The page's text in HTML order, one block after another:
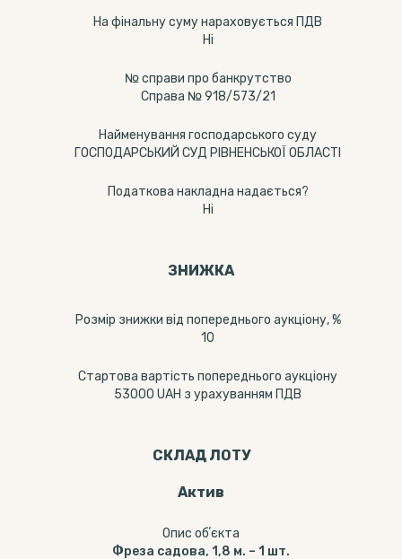
На фінальну суму нараховується ПДВ
Ні
№ справи про банкрутство
Справа № 918/573/21
Найменування господарського суду
ГОСПОДАРСЬКИЙ СУД РІВНЕНСЬКОЇ ОБЛАСТІ
Податкова накладна надається?
Ні
ЗНИЖКА
Розмір знижки від попереднього аукціону, %
10
Стартова вартість попереднього аукціону
53000 UAH з урахуванням ПДВ
СКЛАД ЛОТУ
Актив
Опис обʼєкта
Фреза садова, 1,8 м. – 1 шт.